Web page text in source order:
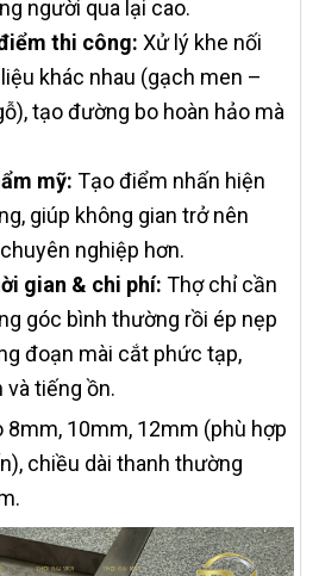
người qua lại cao.
thi công: Xử lý khe nối
khác nhau (gạch men –
tạo đường bo hoàn hảo mà
mỹ: Tạo điểm nhấn hiện
giúp không gian trở nên
nghiệp hơn.
gian & chi phí: Thợ chỉ cần
góc bình thường rồi ép nẹp
đoạn mài cắt phức tạp,
và tiếng ồn.
8mm, 10mm, 12mm (phù hợp
chiều dài thanh thường